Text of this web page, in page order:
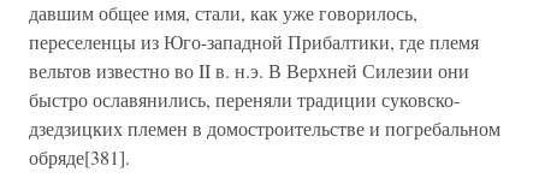
давшим общее имя, стали, как уже говорилось,
переселенцы из Юго-западной Прибалтики, где племя
вельтов известно во II в. н.э. В Верхней Силезии они
быстро ославянились, переняли традиции суковско-
дзедзицких племен в домостроительстве и погребальном
обряде[381].